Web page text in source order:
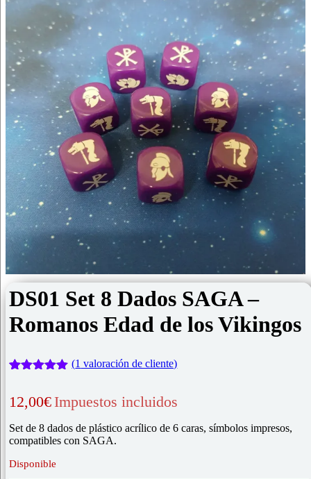
DS01 Set 8 Dados SAGA –
Romanos Edad de los Vikingos
5 en base
de un
(1 valoración de cliente)
12,00€ Impuestos incluidos
Set de 8 dados de plástico acrílico de 6 caras, símbolos impresos,
compatibles con SAGA.
Disponible